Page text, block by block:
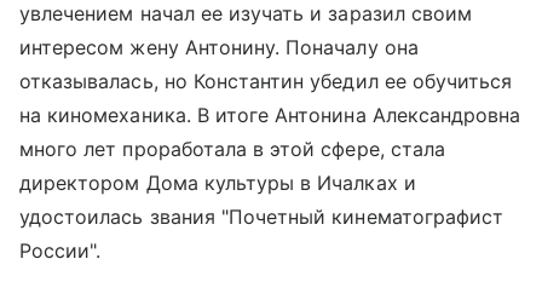
увлечением начал ее изучать и заразил своим
интересом жену Антонину. Поначалу она
отказывалась, но Константин убедил ее обучиться
на киномеханика. В итоге Антонина Александровна
много лет проработала в этой сфере, стала
директором Дома культуры в Ичалках и
удостоилась звания "Почетный кинематографист
России".